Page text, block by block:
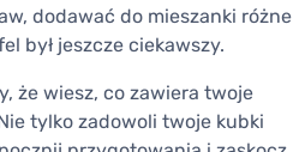
dodawać do mieszanki różne
był jeszcze ciekawszy.
że wiesz, co zawiera twoje
tylko zadowoli twoje kubki